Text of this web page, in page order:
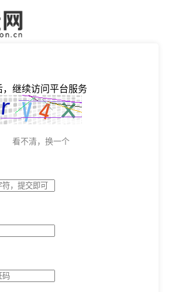
，继续访问平台服务
看不清，换一个